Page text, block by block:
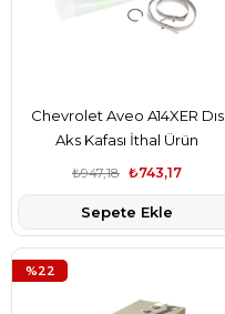
Chevrolet Aveo A14XER Dıs
Aks Kafası İthal Ürün
₺743,17
₺947,18
Sepete Ekle
%22